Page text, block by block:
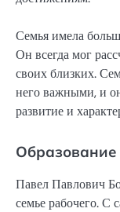
Семья имела
Он всегда мог
своих близких.
него важными, и
развитие и
Павел Павлович
семье рабочего. С